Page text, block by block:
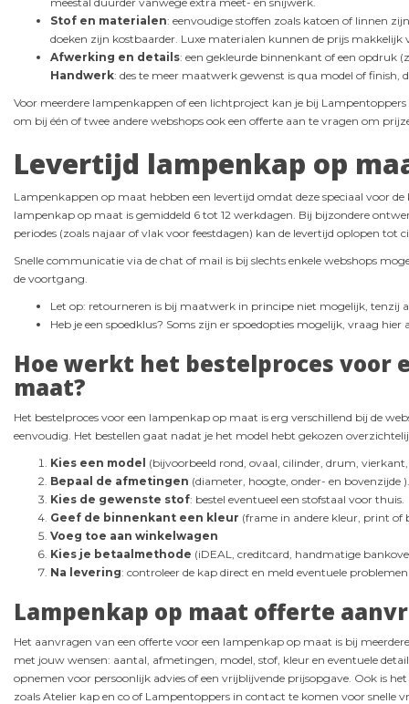
Stof en materialen: eenvoudige stoffen zoals katoen of linnen
doeken zijn kostbaarder. Luxe materialen kunnen de prijs makkelijk
Afwerking en details: een gekleurde binnenkant of een opdruk
Handwerk: des te meer maatwerk gewenst is qua model of finish,
Voor meerdere lampenkappen of een lichtproject kan je bij
om bij één of twee andere webshops ook een offerte aan te vragen om
Levertijd lampenkap op
Lampenkappen op maat hebben een levertijd omdat deze speciaal voor
lampenkap op maat is gemiddeld 6 tot 12 werkdagen. Bij bijzondere
periodes (zoals najaar of vlak voor feestdagen) kan de levertijd oplopen tot
Snelle communicatie via de chat of mail is bij slechts enkele webshops
de voortgang.
Let op: retourneren is bij maatwerk in principe niet mogelijk, tenzij
Heb je een spoedklus? Soms zijn er spoedopties mogelijk, vraag hier
Hoe werkt het bestelproces voor
maat?
Het bestelproces voor een lampenkap op maat is erg verschillend bij de
eenvoudig. Het bestellen gaat nadat je het model hebt gekozen
Kies een model (bijvoorbeeld rond, ovaal, cilinder, drum,
Bepaal de afmetingen (diameter, hoogte, onder- en bovenzijde ).
Kies de gewenste stof: bestel eventueel een stofstaal voor thuis.
Geef de binnenkant een kleur (frame in andere kleur, print of
Voeg toe aan winkelwagen
Kies je betaalmethode (iDEAL, creditcard, handmatige
Na levering: controleer de kap direct en meld eventuele
Lampenkap op maat offerte
Het aanvragen van een offerte voor een lampenkap op maat is bij
met jouw wensen: aantal, afmetingen, model, stof, kleur en eventuele
opnemen voor persoonlijk advies of een vrijblijvende prijsopgave. Ook is
zoals Atelier kap en co of Lampentoppers in contact te komen voor snelle